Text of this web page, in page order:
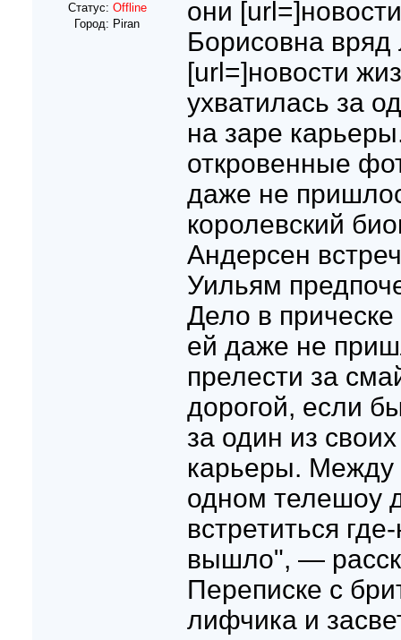
Статус: Offline
Город: Piran
они
Борисовна
[url=]новости
ухватилась за
на заре
откровенные
даже не
королевский
Андерсен
Уильям
Дело в
ей даже не
прелести за
дорогой, если
за один из
карьеры. Между
одном телешоу
встретиться
вышло", —
Переписке с
лифчика и